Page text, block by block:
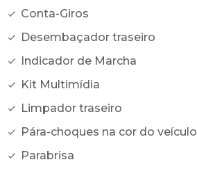
Conta-Giros
Desembaçador traseiro
Indicador de Marcha
Kit Multimídia
Limpador traseiro
Pára-choques na cor do veículo
Parabrisa